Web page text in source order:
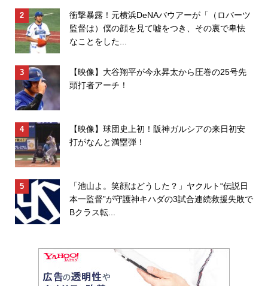
衝撃暴露！元横浜DeNAバウアーが「（ロバーツ
監督は）僕の顔を見て嘘をつき、その裏で卑怯
なことをした...
【映像】大谷翔平が今永昇太から圧巻の25号先
頭打者アーチ！
【映像】球団史上初！阪神ガルシアの来日初安
打がなんと満塁弾！
「池山よ。笑顔はどうした？」ヤクルト“伝説日
本一監督”が守護神キハダの3試合連続救援失敗で
Bクラス転...